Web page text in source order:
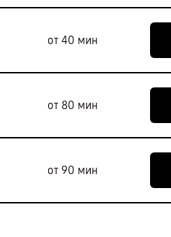
от 40 мин
от 80 мин
от 90 мин